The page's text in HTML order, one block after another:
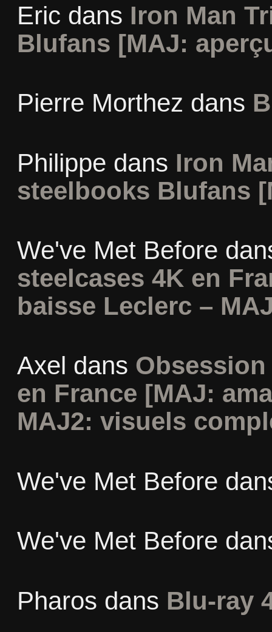
Eric dans Iron Man
Blufans [MAJ:
Pierre Morthez dans
Philippe dans Iron
steelbooks Blufans
We've Met Before
steelcases 4K en
baisse Leclerc –
Axel dans
en France [MAJ:
MAJ2: visuels
We've Met Before
We've Met Before
Pharos dans Blu-ray